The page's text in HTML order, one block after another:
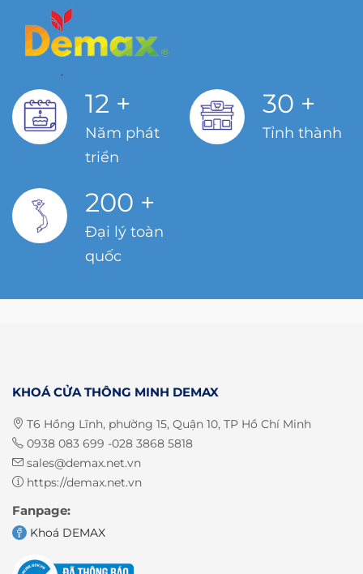
12 +
Năm phát
triển
30 +
Tỉnh thành
200 +
Đại lý toàn
quốc
KHOÁ CỬA THÔNG MINH DEMAX
T6 Hồng Lĩnh, phường 15, Quận 10, TP Hồ Chí Minh
0938 083 699 -028 3868 5818
sales@demax.net.vn
https://demax.net.vn
Fanpage:
Khoá DEMAX